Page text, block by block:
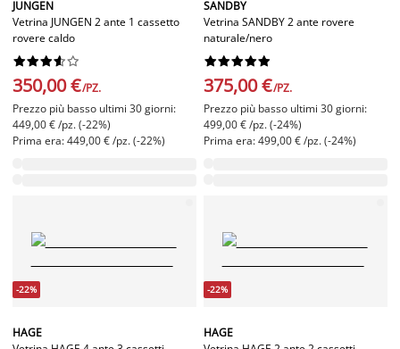
JUNGEN
Vetrina JUNGEN 2 ante 1 cassetto
rovere caldo






350,00 €/PZ.
Prezzo più basso ultimi 30 giorni:
449,00 € /pz. (-22%)
Prima era: 449,00 € /pz. (-22%)
SANDBY
Vetrina SANDBY 2 ante rovere
naturale/nero






375,00 €/PZ.
Prezzo più basso ultimi 30 giorni:
499,00 € /pz. (-24%)
Prima era: 499,00 € /pz. (-24%)
-22%
HAGE
-22%
HAGE